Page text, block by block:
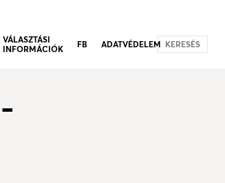
VÁLASZTÁSI
INFORMÁCIÓK
FB ADATVÉDELEM KERESÉS